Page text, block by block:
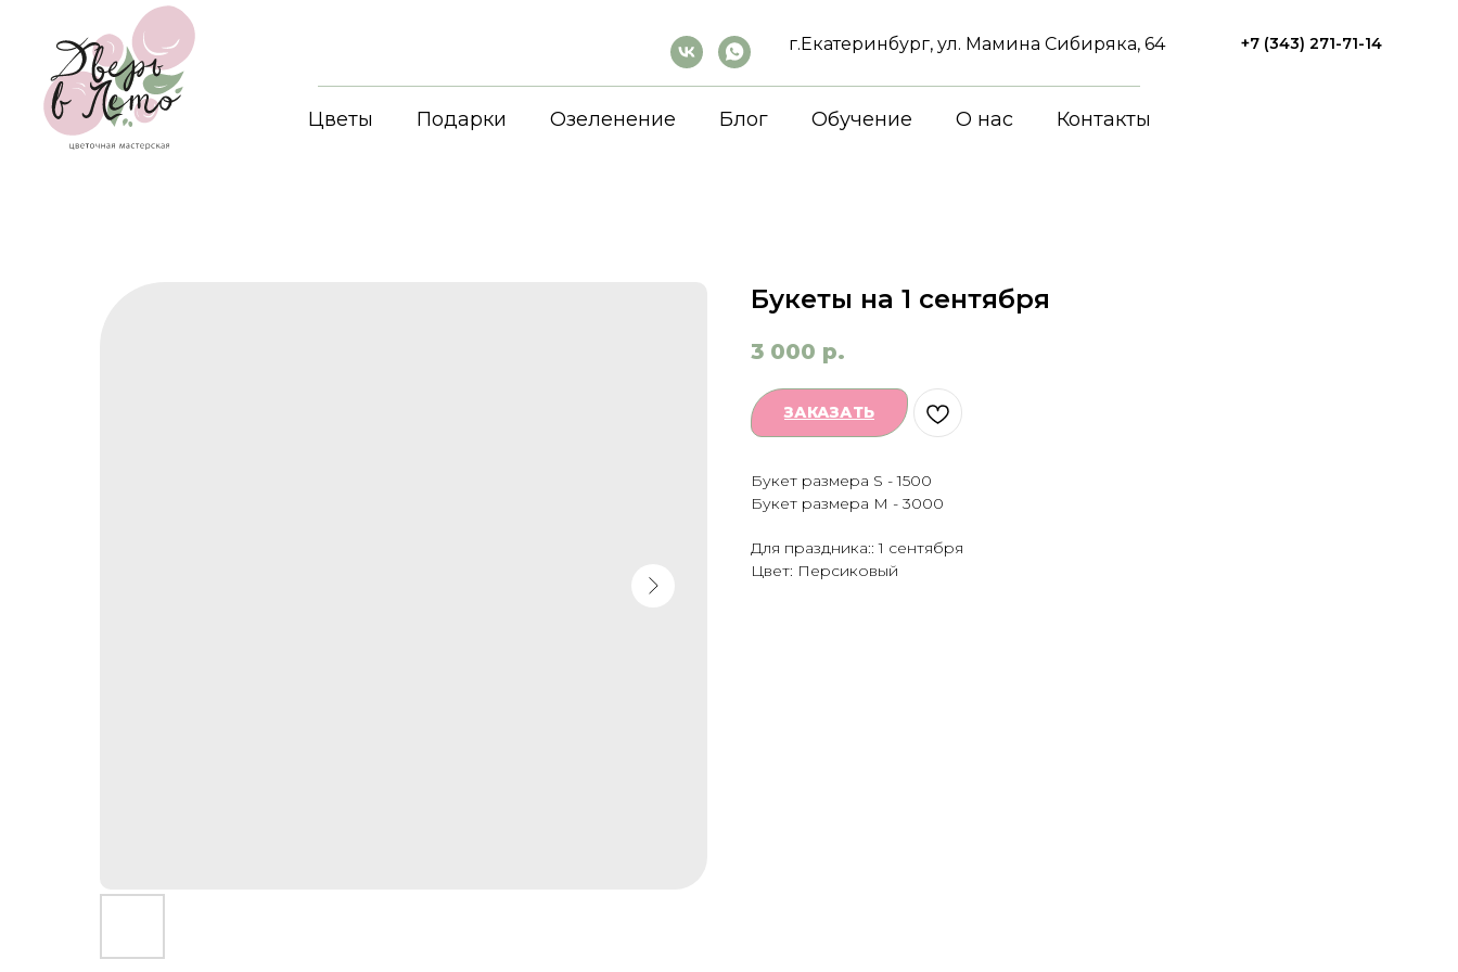
г.Екатеринбург, ул. Мамина Сибиряка, 64 +7 (343) 271-71-14
Цветы Подарки Озеленение Блог Обучение О нас Контакты
Букеты на 1 сентября
3 000 р.
ЗАКАЗАТЬ
Букет размера S - 1500
Букет размера M - 3000
Для праздника:: 1 сентября
Цвет: Персиковый